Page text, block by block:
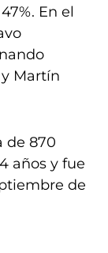
En el
y Martín
de 870
años y fue
de